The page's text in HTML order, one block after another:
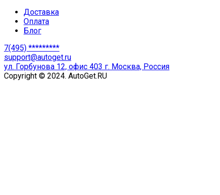
Доставка
Оплата
Блог
7(495) *********
support@autoget.ru
ул. Горбунова 12, офис 403 г. Москва, Россия
Copyright © 2024. AutoGet.RU